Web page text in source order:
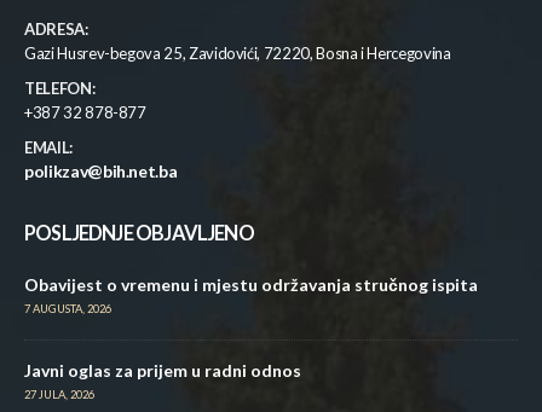
ADRESA:
Gazi Husrev-begova 25, Zavidovići, 72220, Bosna i Hercegovina
TELEFON:
+387 32 878-877
EMAIL:
polikzav@bih.net.ba
POSLJEDNJE OBJAVLJENO
Obavijest o vremenu i mjestu održavanja stručnog ispita
7 AUGUSTA, 2026
Javni oglas za prijem u radni odnos
27 JULA, 2026